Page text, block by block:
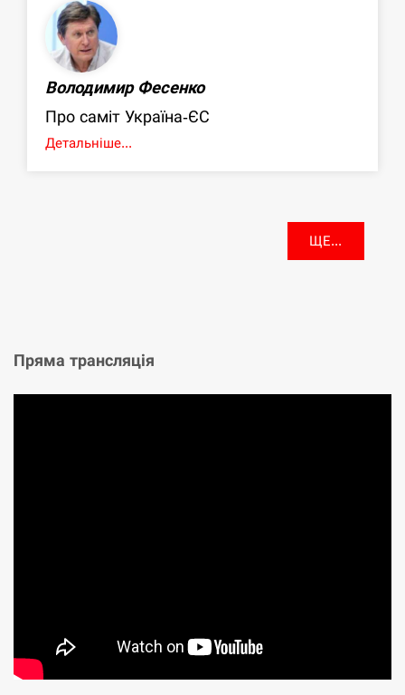
Володимир Фесенко
Про саміт Україна-ЄС
Детальніше...
ЩЕ...
Пряма трансляція